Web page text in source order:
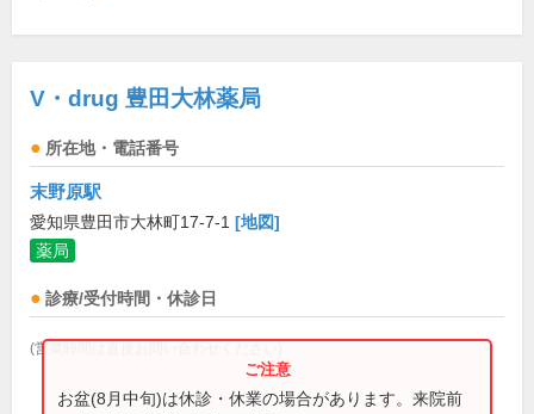
V・drug 豊田大林薬局
所在地・電話番号
末野原駅
愛知県豊田市大林町17-7-1 [地図]
薬局
診療/受付時間・休診日
(営業時間は直接お問い合わせください)
お盆(8月中旬)は休診・休業の場合があります。来院前